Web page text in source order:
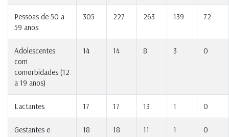
Pessoas de 50 a
59 anos
305 227 263 139 72
Adolescentes
com
comorbidades (12
a 19 anos)
14 14 8 3 0
Lactantes 17 17 13 1 0
Gestantes e
18 18 11 1 0